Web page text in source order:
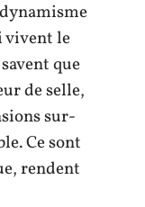
vivent le
que
de selle,
sur-
Ce sont
rendent